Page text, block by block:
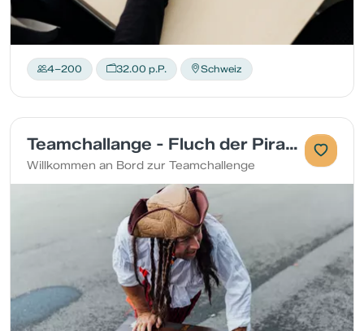
4–200 32.00 p.P. Schweiz
Teamchallange - Fluch der Piraten
Willkommen an Bord zur Teamchallenge